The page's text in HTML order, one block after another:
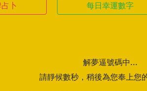
卜 每日幸運數字
解夢逼號碼中...
請靜候數秒，稍後為您奉上您